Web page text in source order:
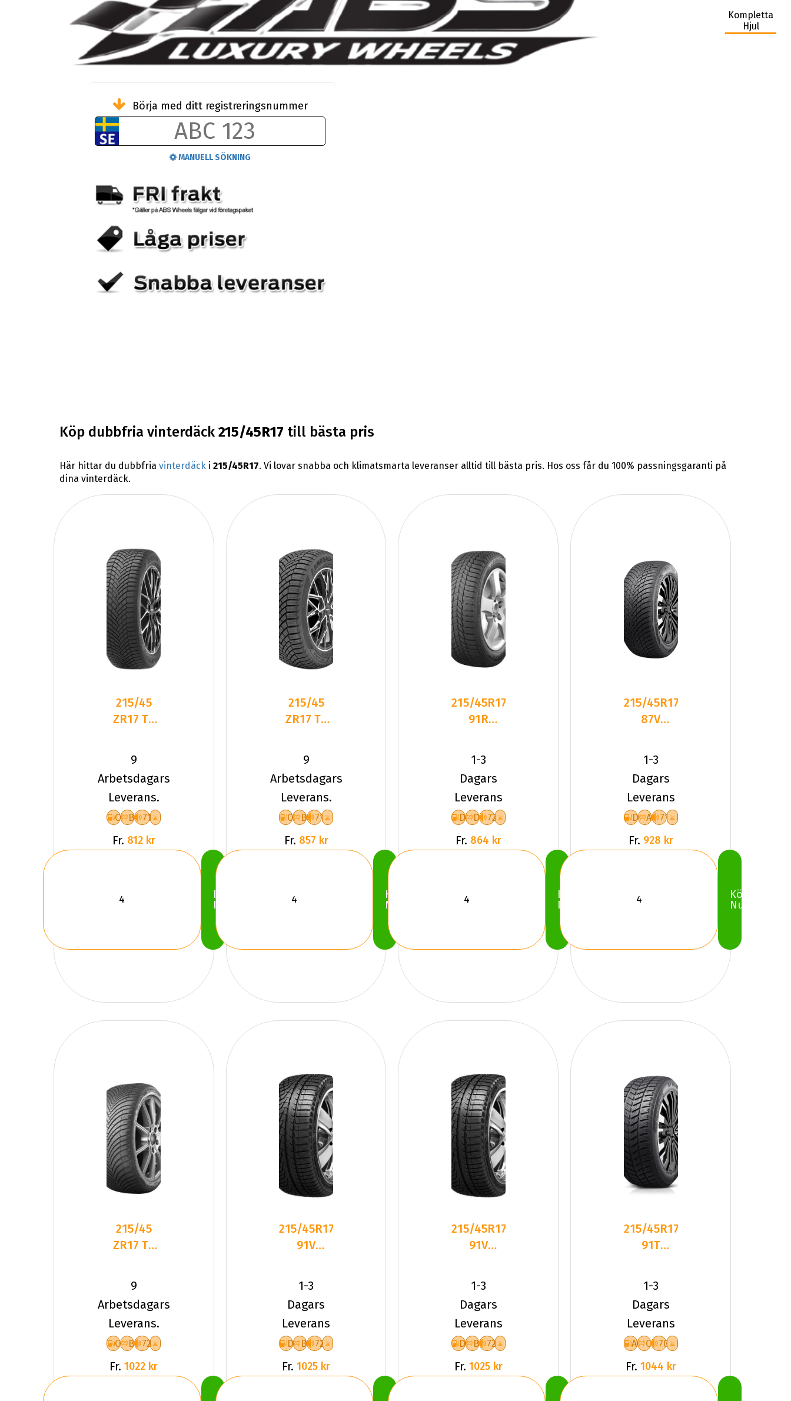
Kompletta
Hjul
Börja med ditt registreringsnummer
MANUELL SÖKNING
Köp dubbfria vinterdäck 215/45R17 till bästa pris
Här hittar du dubbfria vinterdäcki 215/45R17. Vi lovar snabba och klimatsmarta leveranser alltid till bästa pris. Hos oss får du 100% passningsgaranti på
dina vinterdäck.
215/45
ZR17 TL
AW7 XL
9
Arbetsdagars
Leverans.
C B 71
Fr. 812 kr
Köp
Nu
215/45
ZR17 TL
4-
SEASONS
3 XL
9
Arbetsdagars
Leverans.
C B 71
Fr. 857 kr
Köp
Nu
215/45R17
91R
Friktion
2025
1-3
Dagars
Leverans
D D 72
Fr. 864 kr
Köp
Nu
215/45R17
87V
ALPINE
1-3
Dagars
Leverans
D A 71
Fr. 928 kr
Köp
Nu
215/45
ZR17 TL
KUMHO
SOLUS 4S
HA32 XL
9
Arbetsdagars
Leverans.
C B 72
Fr. 1022 kr
215/45R17
91V
BLAZER
1-3
Dagars
Leverans
D B 72
Fr. 1025 kr
215/45R17
91V
BLAZER
1-3
Dagars
Leverans
D B 72
Fr. 1025 kr
215/45R17
91T
SNOW-H
Fr
1-3
Dagars
Leverans
A C 70
Fr. 1044 kr